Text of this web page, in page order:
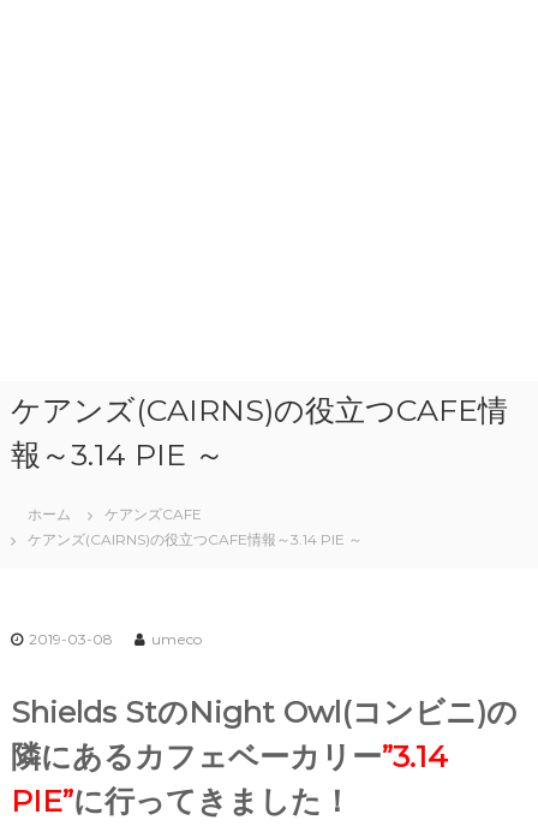
ケアンズ(CAIRNS)の役立つCAFE情
報～3.14 PIE ～
ホーム
ケアンズCAFE
ケアンズ(CAIRNS)の役立つCAFE情報～3.14 PIE ～
2019-03-08 umeco
Shields StのNight Owl(コンビニ)の
隣にあるカフェベーカリー”3.14
PIE”に行ってきました！